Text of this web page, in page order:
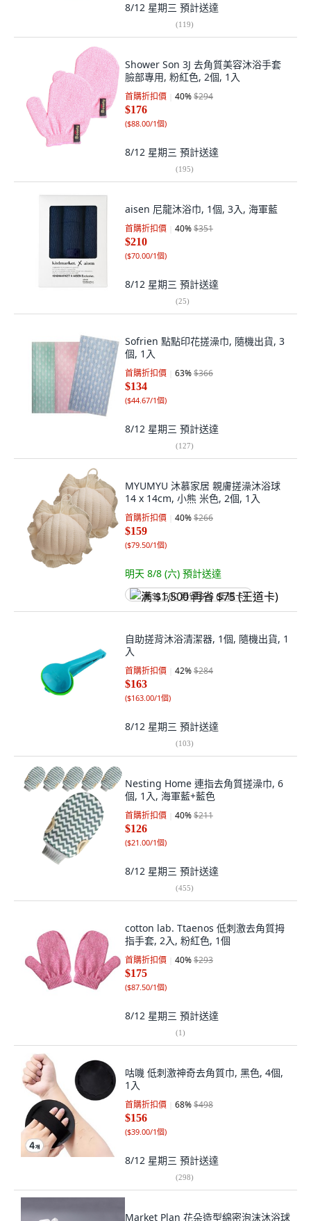
8/12 星期三 預計送達
(119)
Shower Son 3J 去角質美容沐浴手套
臉部專用, 粉紅色, 2個, 1入
首購折扣價 40%$294
$176
($88.00/1個)
8/12 星期三 預計送達
(195)
aisen 尼龍沐浴巾, 1個, 3入, 海軍藍
首購折扣價 40%$351
$210
($70.00/1個)
8/12 星期三 預計送達
(25)
Sofrien 點點印花搓澡巾, 隨機出貨, 3
個, 1入
首購折扣價 63%$366
$134
($44.67/1個)
8/12 星期三 預計送達
(127)
MYUMYU 沐慕家居 親膚搓澡沐浴球
14 x 14cm, 小熊 米色, 2個, 1入
首購折扣價 40%$266
$159
($79.50/1個)
明天 8/8 (六) 預計送達
满 $1,500 再省 $75 (王道卡)
自助搓背沐浴清潔器, 1個, 隨機出貨, 1
入
首購折扣價 42%$284
$163
($163.00/1個)
8/12 星期三 預計送達
(103)
Nesting Home 連指去角質搓澡巾, 6
個, 1入, 海軍藍+藍色
首購折扣價 40%$211
$126
($21.00/1個)
8/12 星期三 預計送達
(455)
cotton lab. Ttaenos 低刺激去角質拇
指手套, 2入, 粉紅色, 1個
首購折扣價 40%$293
$175
($87.50/1個)
8/12 星期三 預計送達
(1)
咕嘰 低刺激神奇去角質巾, 黑色, 4個,
1入
首購折扣價 68%$498
$156
($39.00/1個)
8/12 星期三 預計送達
(298)
Market Plan 花朵造型綿密泡沫沐浴球